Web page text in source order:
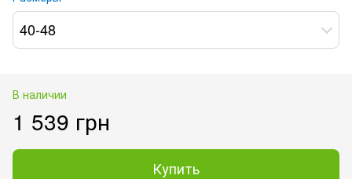
40-48
В наличии
1 539 грн
Купить